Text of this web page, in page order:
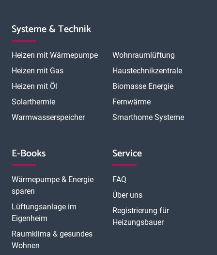
Systeme & Technik
Heizen mit Wärmepumpe
Heizen mit Gas
Heizen mit Öl
Solarthermie
Warmwasserspeicher
Wohnraumlüftung
Haustechnikzentrale
Biomasse Energie
Fernwärme
Smarthome Systeme
E-Books
Wärmepumpe & Energie
sparen
Lüftungsanlage im
Eigenheim
Raumklima & gesundes
Wohnen
Service
FAQ
Über uns
Registrierung für
Heizungsbauer